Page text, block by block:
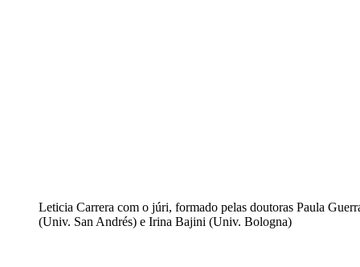
Leticia Carrera com o júri, formado pelas doutoras Paula
(Univ. San Andrés) e Irina Bajini (Univ. Bologna)